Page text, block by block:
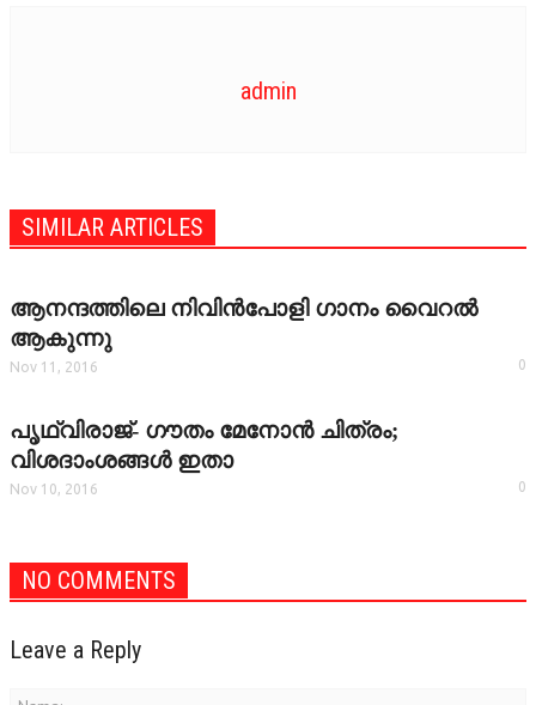
admin
SIMILAR ARTICLES
ആനന്ദത്തിലെ നിവിൻപോളി ഗാനം വൈറൽ
ആകുന്നു
Nov 11, 2016 0
പൃഥ്വിരാജ്- ഗൗതം മേനോന്‍ ചിത്രം;
വിശദാംശങ്ങള്‍ ഇതാ
Nov 10, 2016 0
NO COMMENTS
Leave a Reply